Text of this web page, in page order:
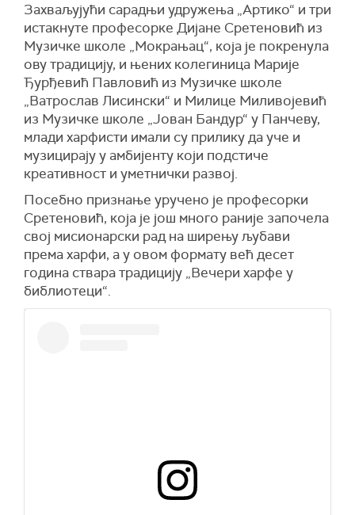
Захваљујући сарадњи удружења „Артико“ и три
истакнуте професорке Дијане Сретеновић из
Музичке школе „Мокрањац“, која је покренула
ову традицију, и њених колегиница Марије
Ђурђевић Павловић из Музичке школе
„Ватрослав Лисински“ и Милице Миливојевић
из Музичке школе „Јован Бандур“ у Панчеву,
млади харфисти имали су прилику да уче и
музицирају у амбијенту који подстиче
креативност и уметнички развој.
Посебно признање уручено је професорки
Сретеновић, која је још много раније започела
свој мисионарски рад на ширењу љубави
према харфи, а у овом формату већ десет
година ствара традицију „Вечери харфе у
библиотеци“.